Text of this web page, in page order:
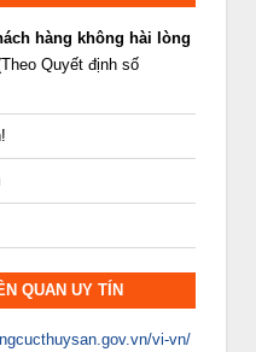
hàng không hài lòng
Quyết định số
QUAN UY TÍN
vi-vn/